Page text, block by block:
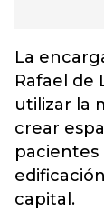
La
Rafael de
utilizar la
crear
pacientes
capital.